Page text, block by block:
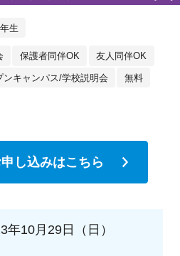
生
保護者同伴OK 友人同伴OK
ンキャンパス/学校説明会 無料
し込みはこちら
年10月29日（日）